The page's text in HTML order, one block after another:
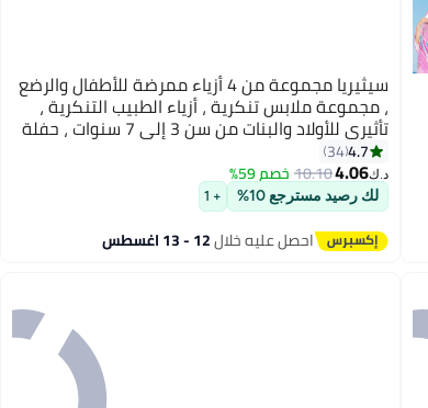
سيثيريا مجموعة من 4 أزياء ممرضة للأطفال والرضع
، مجموعة ملابس تنكرية ، أزياء الطبيب التنكرية ،
تأثيري للأولاد والبنات من سن 3 إلى 7 سنوات ، حفلة
عيد ميلاد باللون الوردي
4.7
34
د.ك‏4.06
10.10خصم 59%
لك رصيد مسترجع 10% + 1
احصل عليه خلال12 - 13 اغسطس